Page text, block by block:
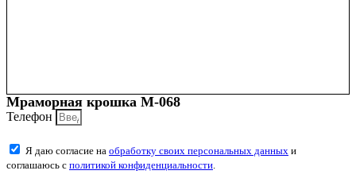
Мраморная крошка М-068
Телефон
Я даю согласие на обработку своих персональных данных и
соглашаюсь с политикой конфиденциальности